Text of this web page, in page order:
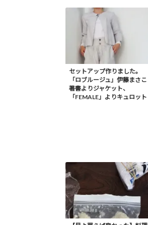
セットアップ作りました。
「ロブルージュ」伊藤まさこ
著書よりジャケット、
「FEMALE」よりキュロット